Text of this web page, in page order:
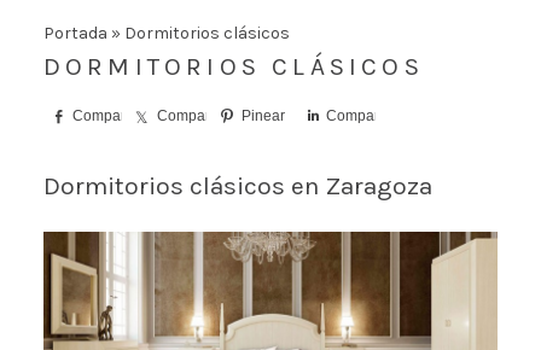
Portada » Dormitorios clásicos
DORMITORIOS CLÁSICOS
Comparte Comparte Pinear Comparte
Dormitorios clásicos en Zaragoza